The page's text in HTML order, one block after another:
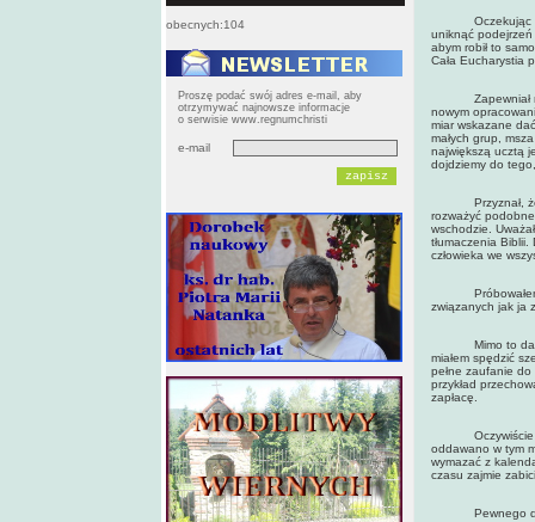
obecnych:104
Proszę podać swój adres e-mail, aby
otrzymywać najnowsze informacje
o serwisie www.regnumchristi
e-mail
Oczekując na
uniknąć podejrzeń
abym robił to
Cała Eucharystia
Zapewniał
nowym
miar wskazane
małych grup,
największą ucztą
dojdziemy do
Przyznał, że
rozważyć
wschodzie.
tłumaczenia
człowieka we
Próbowałem
związanych jak ja
Mimo to dał mi
miałem spędzić
pełne zaufanie do
przykład
zapłacę.
Oczywiście
oddawano w tym
wymazać z
czasu zajmie
Pewnego dnia,